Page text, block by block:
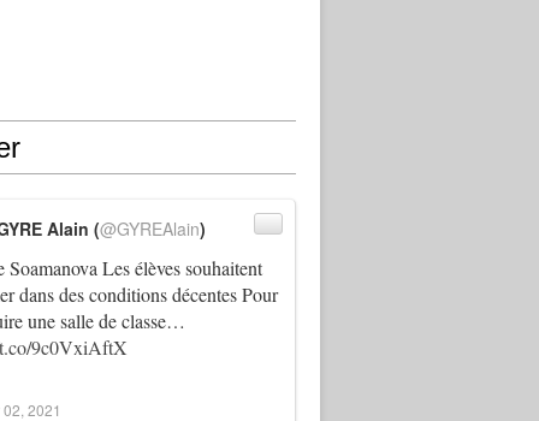
Soamanova Les élèves souhaitent
dans des conditions décentes Pour
une salle de classe…
9c0VxiAftX
Alain (@GYREAlain)
2021